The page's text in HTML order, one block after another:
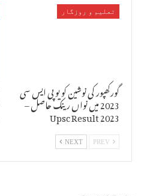
تعلیم و روزگار
گورکھپور کی نوشین کو یو پی ایس سی
2023 میں نواں رینک حاصل –
Upsc Result 2023
NEXT